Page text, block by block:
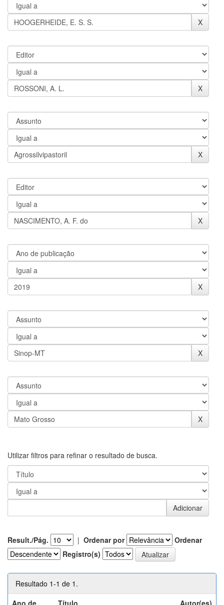
Utilizar filtros para refinar o resultado de busca.
Result./Pág. | Ordenar por
Ordenar
Registro(s)
Resultado 1-1 de 1.
Ano de
Título Autor(es)